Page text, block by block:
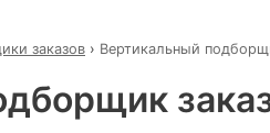
заказов › Вертикальный